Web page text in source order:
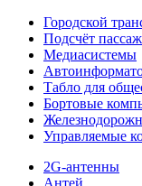
Городской
Подсчёт
Медиасистемы
Табло для
Бортовые
Управляемые
2G-антенны
Антей